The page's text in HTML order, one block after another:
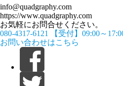
info@quadgraphy.com
https://www.quadgraphy.com
お気軽にお問合せください。
080-4317-6121
【受付】09:00～
お問い合わせはこちら